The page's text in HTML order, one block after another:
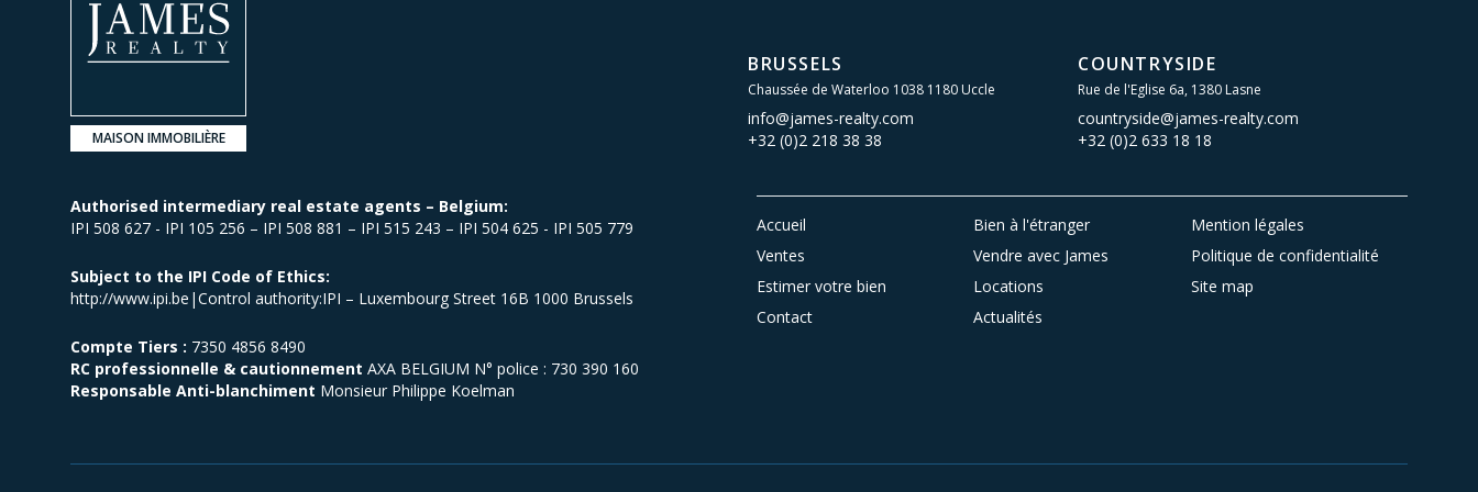
MAISON IMMOBILIÈRE
BRUSSELS
Chaussée de Waterloo 1038 1180 Uccle
info@james-realty.com
+32 (0)2 218 38 38
COUNTRYSIDE
Rue de l'Eglise 6a, 1380 Lasne
countryside@james-realty.com
+32 (0)2 633 18 18
Authorised intermediary real estate agents – Belgium:
IPI 508 627 - IPI 105 256 – IPI 508 881 – IPI 515 243 – IPI 504 625 - IPI 505 779
Subject to the IPI Code of Ethics:
http://www.ipi.be|Control authority:IPI – Luxembourg Street 16B 1000 Brussels
Compte Tiers : 7350 4856 8490
RC professionnelle & cautionnement AXA BELGIUM N° police : 730 390 160
Responsable Anti-blanchiment Monsieur Philippe Koelman
Accueil Bien à l'étranger
Mention légales
Ventes
Vendre avec James
Politique de confidentialité
Estimer votre bien
Locations
Site map
Contact
Actualités